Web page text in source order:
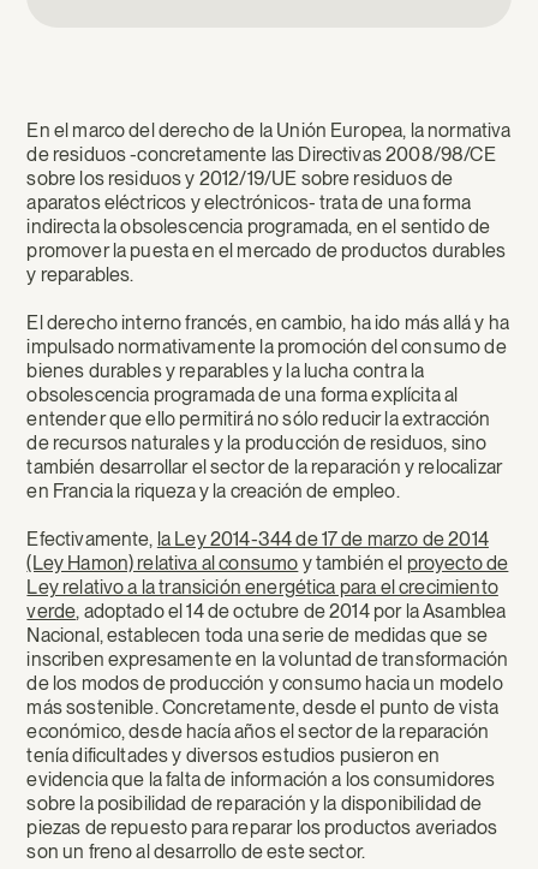
En el marco del derecho de la Unión Europea, la normativa
de residuos -concretamente las Directivas 2008/98/CE
sobre los residuos y 2012/19/UE sobre residuos de
aparatos eléctricos y electrónicos- trata de una forma
indirecta la obsolescencia programada, en el sentido de
promover la puesta en el mercado de productos durables
y reparables.
El derecho interno francés, en cambio, ha ido más allá y ha
impulsado normativamente la promoción del consumo de
bienes durables y reparables y la lucha contra la
obsolescencia programada de una forma explícita al
entender que ello permitirá no sólo reducir la extracción
de recursos naturales y la producción de residuos, sino
también desarrollar el sector de la reparación y relocalizar
en Francia la riqueza y la creación de empleo.
Efectivamente, la Ley 2014-344 de 17 de marzo de 2014
(Ley Hamon) relativa al consumo y también el proyecto de
Ley relativo a la transición energética para el crecimiento
verde, adoptado el 14 de octubre de 2014 por la Asamblea
Nacional, establecen toda una serie de medidas que se
inscriben expresamente en la voluntad de transformación
de los modos de producción y consumo hacia un modelo
más sostenible. Concretamente, desde el punto de vista
económico, desde hacía años el sector de la reparación
tenía dificultades y diversos estudios pusieron en
evidencia que la falta de información a los consumidores
sobre la posibilidad de reparación y la disponibilidad de
piezas de repuesto para reparar los productos averiados
son un freno al desarrollo de este sector.